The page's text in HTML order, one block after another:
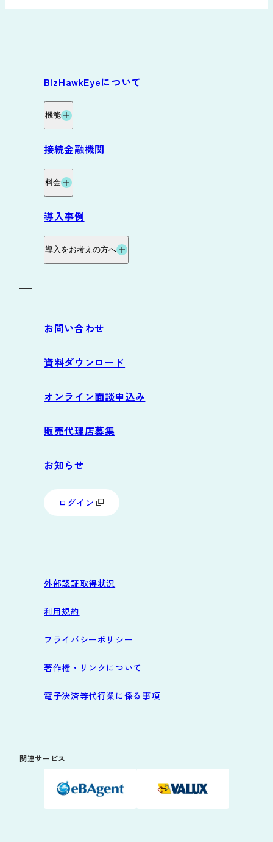
BizHawkEyeについて
機能
機能
グループ資金管理オプション
接続金融機関
料金
料金・プラン
料金試算
導入事例
導入をお考えの方へ
サポート
よくあるご質問
動作環境
お問い合わせ
資料ダウンロード
オンライン面談申込み
販売代理店募集
お知らせ
ログイン
外部認証取得状況
利用規約
プライバシーポリシー
著作権・リンクについて
電子決済等代行業に係る事項
関連サービス